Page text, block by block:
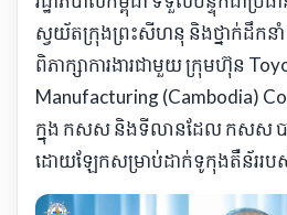
ស្វយ័តក្រុងព្រះសីហនុ និងថ្នាក់ដឹក
ពិភាក្សាការងារជាមួយ ក្រុមហ៊ុន
Manufacturing (Cambodia)
ក្នុង កសស និងទីលានដែល កសស ប
ដោយឡែកសម្រាប់ដាក់ទូកុងតឺន័ររ